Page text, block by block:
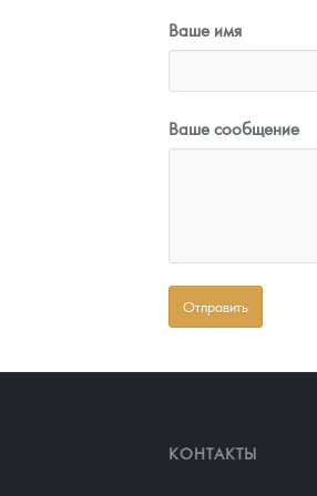
Ваше имя
Ваше сообщение
КОНТАКТЫ